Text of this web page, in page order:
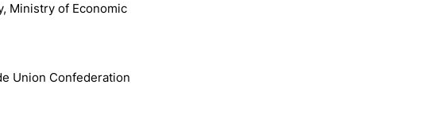
Ministry of Economic
Union Confederation